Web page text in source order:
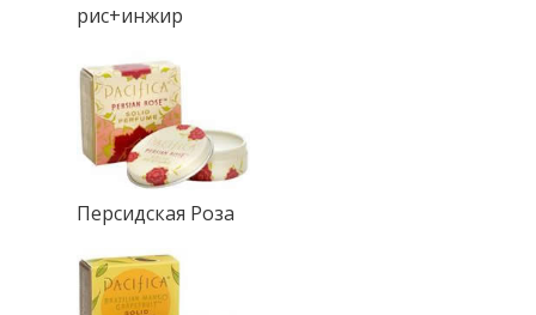
рис+инжир
Персидская Роза